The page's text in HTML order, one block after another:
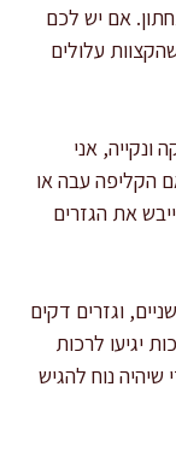
עליון-תחתון. אם יש לכם
לב שהקצוות עלולים
אני
הקליפה עבה או
את הגזרים
וגזרים דקים
יגיעו לרכות
10–15 ס"מ, כדי שיהיה נוח להגיש